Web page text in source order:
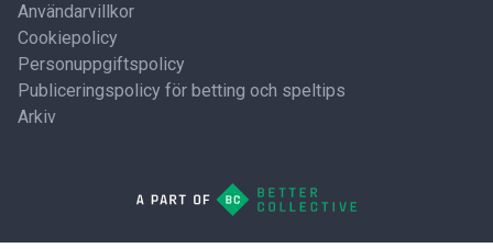
Användarvillkor
Cookiepolicy
Personuppgiftspolicy
Publiceringspolicy för betting och speltips
Arkiv